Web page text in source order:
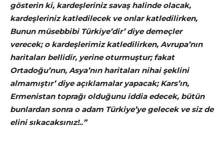
gösterin ki, kardeşleriniz savaş halinde olacak,
kardeşleriniz katledilecek ve onlar katledilirken,
Bunun müsebbibi Türkiye’dir’ diye demeçler
verecek; o kardeşlerimiz katledilirken, Avrupa’nın
haritaları bellidir, yerine oturmuştur; fakat
Ortadoğu’nun, Asya’nın haritaları nihai şeklini
almamıştır’ diye açıklamalar yapacak; Kars’ın,
Ermenistan toprağı olduğunu iddia edecek, bütün
bunlardan sonra o adam Türkiye’ye gelecek ve siz de
elini sıkacaksınız!..”